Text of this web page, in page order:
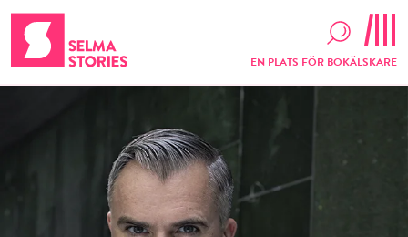
EN PLATS FÖR BOKÄLSKARE